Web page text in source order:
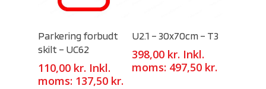
Parkering forbudt
skilt – UC62
110,00 kr. Inkl.
moms: 137,50 kr.
U2.1 – 30x70cm – T3
398,00 kr. Inkl.
moms: 497,50 kr.